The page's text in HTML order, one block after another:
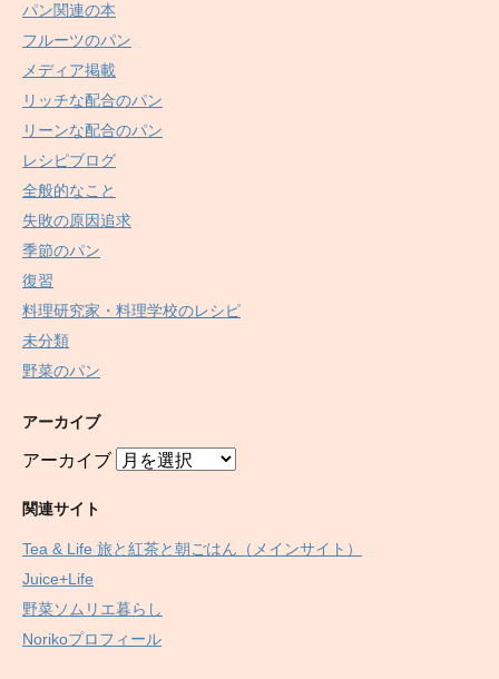
パン関連の本
フルーツのパン
メディア掲載
リッチな配合のパン
リーンな配合のパン
レシピブログ
全般的なこと
失敗の原因追求
季節のパン
復習
料理研究家・料理学校のレシピ
未分類
野菜のパン
アーカイブ
アーカイブ
関連サイト
Tea & Life 旅と紅茶と朝ごはん（メインサイト）
Juice+Life
野菜ソムリエ暮らし
Norikoプロフィール